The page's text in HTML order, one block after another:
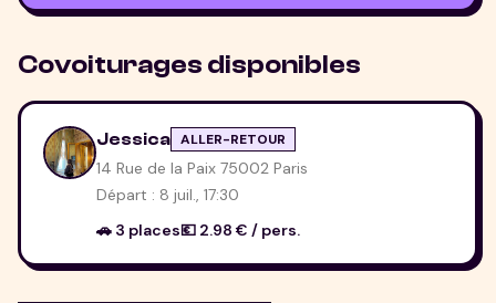
Covoiturages disponibles
Jessica ALLER-RETOUR
14 Rue de la Paix 75002 Paris
Départ : 8 juil., 17:30
🚗 3 places💶 2.98 € / pers.